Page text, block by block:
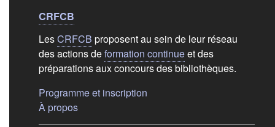
Liens de bas de
CRFCB
LesCRFCB proposent au sein de leur réseau
des actions deformation continueet des
préparations aux concours des bibliothèques.
Programme et inscription
À propos(s'ouvre dans un nouvel onglet)